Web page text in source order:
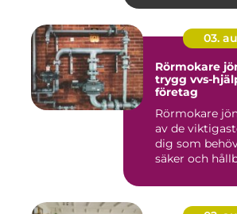
03.
Rörmokare
trygg vvs-
företag
Rörmokare
av de
dig som
säker och